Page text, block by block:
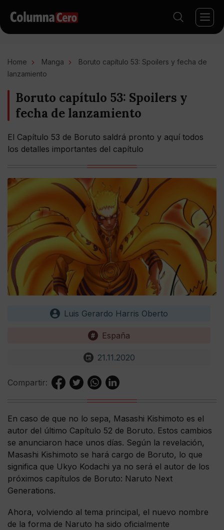
Home Manga
Boruto capítulo 53: Spoilers y fecha de
lanzamiento
Boruto capítulo 53: Spoilers y
fecha de lanzamiento
El Capítulo 53 de Boruto saldrá pronto y aquí todos
los detalles importantes del capítulo
Luis Gerardo Harris Oberto
España
21.11.2020
Compartir:
En caso de que no lo sepa, Masashi Kishimoto es el
autor del último Capítulo 52 de Boruto. Estos cambios
se anunciaron hace unos días. Según la revelación,
Masashi Kishimoto se hará cargo de Boruto, lo que
significa que Ukyo Kodachi ya no será el autor de los
próximos capítulos de Boruto: Naruto Next
Generations.
Ahora, volviendo al tema principal, el nuevo nombre
de la forma de Naruto ha sido oficialmente